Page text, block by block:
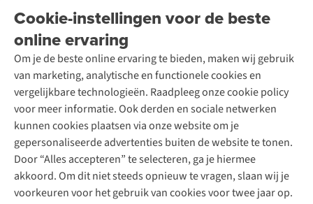
Cookie-instellingen voor de beste
online ervaring
Om je de beste online ervaring te bieden, maken wij gebruik
van marketing, analytische en functionele cookies en
vergelijkbare technologieën. Raadpleeg onze cookie policy
voor meer informatie. Ook derden en sociale netwerken
kunnen cookies plaatsen via onze website om je
gepersonaliseerde advertenties buiten de website te tonen.
Door “Alles accepteren” te selecteren, ga je hiermee
akkoord. Om dit niet steeds opnieuw te vragen, slaan wij je
voorkeuren voor het gebruik van cookies voor twee jaar op.
Garantie
Contact
Onze winkels
Over A.S.Adventure
Toegankelijkheidsverklaring
Ski-onderhoud
Wasservice
Schoenonderhoud
Schoenherstelling
Kledingherstelling
Retouches
Voor bedrijven
A.S.Magazine
Podcast
Explore Academy
Explore Camp
Gear Check
Inspiratie & advies
Meld je aan voor de nieuwsbrief
Follow us